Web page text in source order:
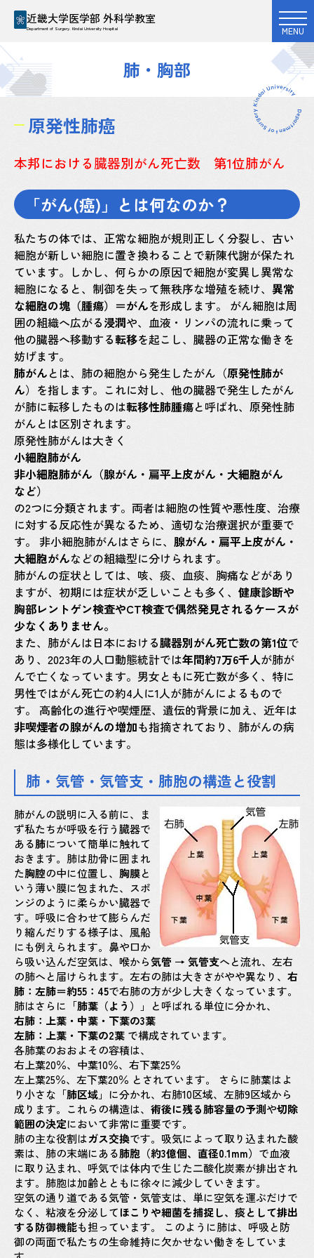
近畿大学医学部 外科学教室
Department of Surgery. Kindai University Hospital MENU
肺・胸部
原発性肺癌
本邦における臓器別がん死亡数 第1位肺がん
「がん(癌)」とは何なのか？
私たちの体では、正常な細胞が規則正しく分裂し、古い
細胞が新しい細胞に置き換わることで新陳代謝が保たれ
ています。しかし、何らかの原因で細胞が変異し異常な
細胞になると、制御を失って無秩序な増殖を続け、 異常
な細胞の塊（腫瘍）＝がんを形成します。 がん細胞は周
囲の組織へ広がる浸潤や、血液・リンパの流れに乗って
他の臓器へ移動する転移を起こし、臓器の正常な働きを
妨げます。
肺がんとは、肺の細胞から発生したがん（原発性肺が
ん）を指します。これに対し、他の臓器で発生したがん
が肺に転移したものは転移性肺腫瘍と呼ばれ、原発性肺
がんとは区別されます。
原発性肺がんは大きく
小細胞肺がん
非小細胞肺がん（腺がん・扁平上皮がん・大細胞がん
など）
の2つに分類されます。両者は細胞の性質や悪性度、治療
に対する反応性が異なるため、適切な治療選択が重要で
す。 非小細胞肺がんはさらに、 腺がん・扁平上皮がん・
大細胞がんなどの組織型に分けられます。
肺がんの症状としては、咳、痰、血痰、胸痛などがあり
ますが、初期には症状が乏しいことも多く、 健康診断や
胸部レントゲン検査やCT検査で偶然発見されるケースが
少なくありません。
また、肺がんは日本における臓器別がん死亡数の第1位で
あり、2023年の人口動態統計では年間約7万6千人が肺が
んで亡くなっています。男女ともに死亡数が多く、特に
男性ではがん死亡の約4人に1人が肺がんによるもので
す。 高齢化の進行や喫煙歴、遺伝的背景に加え、近年は
非喫煙者の腺がんの増加も指摘されており、肺がんの病
態は多様化しています。
肺・気管・気管支・肺胞の構造と役割
肺がんの説明に入る前に、ま
ず私たちが呼吸を行う臓器で
ある肺について簡単に触れて
おきます。肺は肋骨に囲まれ
た胸腔の中に位置し、 胸膜と
いう薄い膜に包まれた、スポ
ンジのように柔らかい臓器で
す。呼吸に合わせて膨らんだ
り縮んだりする様子は、風船
にも例えられます。鼻や口か
ら吸い込んだ空気は、喉から気管 → 気管支へと流れ、左右
の肺へと届けられます。左右の肺は大きさがやや異なり、 右
肺：左肺＝約55：45で右肺の方が少し大きくなっています。
肺はさらに「肺葉（よう）
」と呼ばれる単位に分かれ、
右肺：上葉・中葉・下葉の3葉
左肺：上葉・下葉の2葉 で構成されています。
各肺葉のおおよその容積は、
右上葉20％、中葉10％、右下葉25％
左上葉25％、左下葉20％ とされています。 さらに肺葉はよ
り小さな「肺区域」に分かれ、右肺10区域、左肺9区域から
成ります。これらの構造は、 術後に残る肺容量の予測や切除
範囲の決定において非常に重要です。
肺の主な役割はガス交換です。吸気によって取り込まれた酸
素は、肺の末端にある肺胞（約3億個、直径0.1mm） で血液
に取り込まれ、呼気では体内で生じた二酸化炭素が排出され
ます。肺胞は加齢とともに徐々に減少していきます。
空気の通り道である気管・気管支は、単に空気を運ぶだけで
なく、粘液を分泌してほこりや細菌を捕捉し、痰として排出
する防御機能も担っています。 このように肺は、呼吸と防
御の両面で私たちの生命維持に欠かせない働きをしていま